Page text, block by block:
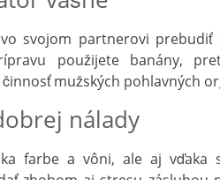
svojom partnerovi
použijete banány,
mužských pohlavných
nálady
farbe a vôni, ale aj vďaka